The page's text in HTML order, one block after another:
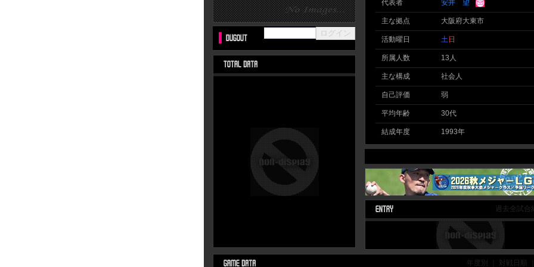
代表者 安井 望
主な拠点 大阪府大東市
活動曜日 土 日
所属人数 13人
主な構成 社会人
自己評価 弱
平均年齢 30代
結成年度 1993年
過去全試合
年度別 ｜ 対戦日順